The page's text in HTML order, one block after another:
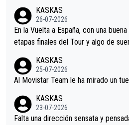
KASKAS
26-07-2026
En la Vuelta a España, con una
etapas finales del Tour y algo de
KASKAS
25-07-2026
Al Movistar Team le ha mirado un
KASKAS
23-07-2026
Falta una dirección sensata y